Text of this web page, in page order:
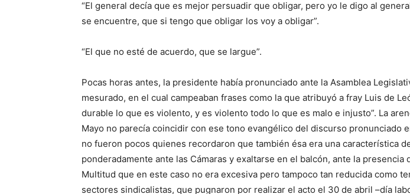
“El general decía que es mejor persuadir que obligar, pero yo le digo al
se encuentre, que si tengo que obligar los voy a obligar”.
“El que no esté de acuerdo, que se largue”.
Pocas horas antes, la presidente había pronunciado ante la Asamblea
mesurado, en el cual campeaban frases como la que atribuyó a fray Luis de
durable lo que es violento, y es violento todo lo que es malo e injusto”. La
Mayo no parecía coincidir con ese tono evangélico del discurso pronunciado
no fueron pocos quienes recordaron que también ésa era una característica
ponderadamente ante las Cámaras y exaltarse en el balcón, ante la presencia
Multitud que en este caso no era excesiva pero tampoco tan reducida como
sectores sindicalistas, que pugnaron por realizar el acto el 30 de abril –día